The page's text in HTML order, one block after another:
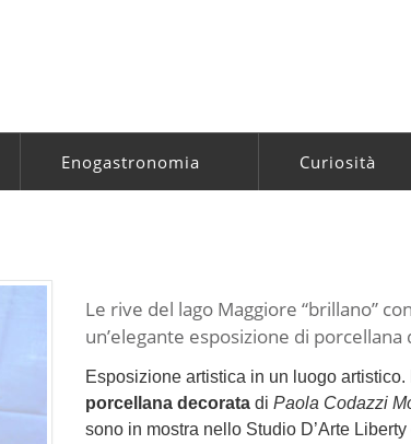
Enogastronomia Curiosità
Le rive del lago Maggiore “brillano” con
un’elegante esposizione di porcellana
Esposizione artistica in un luogo artistico.
porcellana decorata di Paola Codazzi
sono in mostra nello Studio D’Arte